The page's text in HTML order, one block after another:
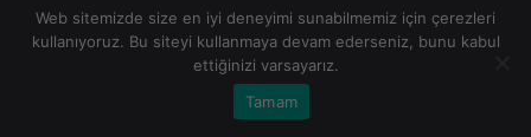
Web sitemizde size en iyi deneyimi sunabilmemiz için çerezleri
kullanıyoruz. Bu siteyi kullanmaya devam ederseniz, bunu kabul
ettiğinizi varsayarız.
Tamam